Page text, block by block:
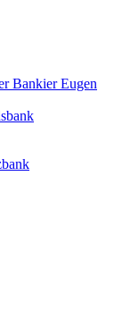
Bankier Eugen